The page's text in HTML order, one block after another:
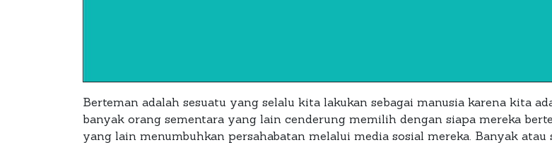
Berteman adalah sesuatu yang selalu kita lakukan sebagai manusia karena kita
banyak orang sementara yang lain cenderung memilih dengan siapa mereka
yang lain menumbuhkan persahabatan melalui media sosial mereka. Banyak atau